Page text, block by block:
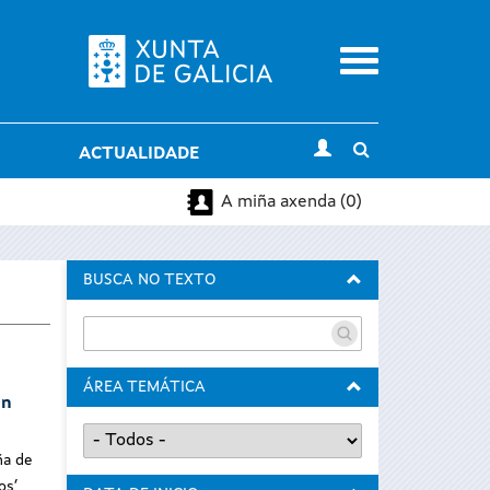
Menu
ACTUALIDADE
search
A miña axenda (0)
de
BUSCA NO TEXTO
ÁREA TEMÁTICA